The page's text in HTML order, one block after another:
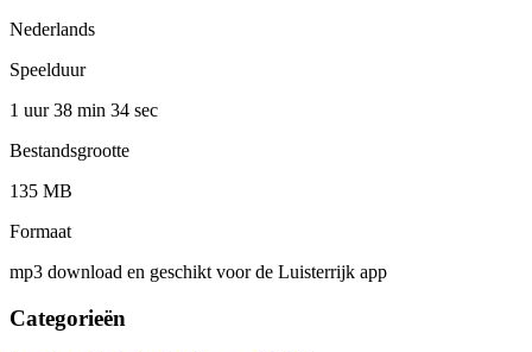
Nederlands
Speelduur
1 uur 38 min 34 sec
Bestandsgrootte
135 MB
Formaat
mp3 download en geschikt voor de Luisterrijk app
Categorieën